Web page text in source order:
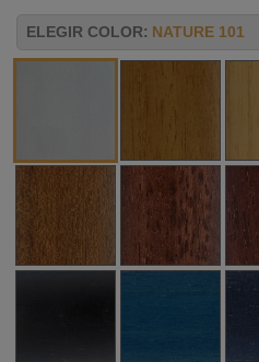
ELEGIR COLOR: NATURE 101